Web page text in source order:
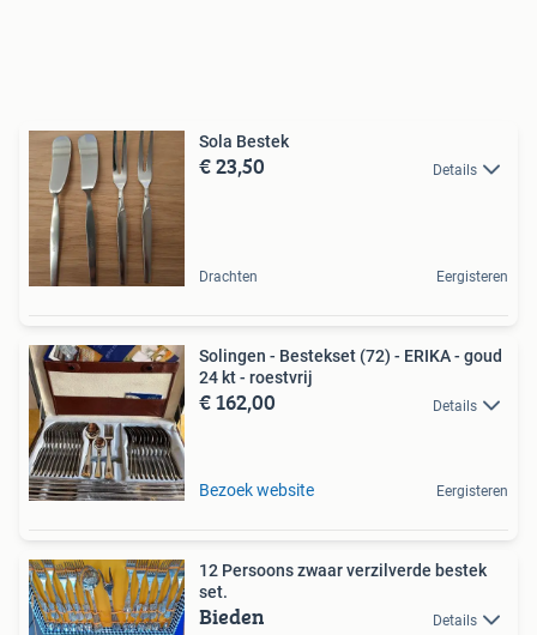
Sola Bestek
€ 23,50 Details
Drachten Eergisteren
Solingen - Bestekset (72) - ERIKA - goud
24 kt - roestvrij
€ 162,00 Details
Bezoek website Eergisteren
12 Persoons zwaar verzilverde bestek
set.
Bieden Details